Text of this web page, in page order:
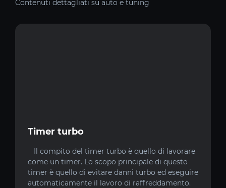
Contenuti dettagliati su auto e tuning
Timer turbo
Il compito del timer turbo è quello di lavorare
come un timer. Lo scopo principale di questo
timer è quello di evitare danni turbo ed eseguire
automaticamente il lavoro di raffreddamento.